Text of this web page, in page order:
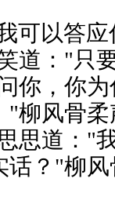
可以答
道："只
你，你
"柳风骨
思道："
话？"柳